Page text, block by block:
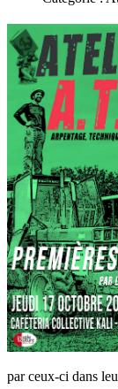
par ceux-ci dans